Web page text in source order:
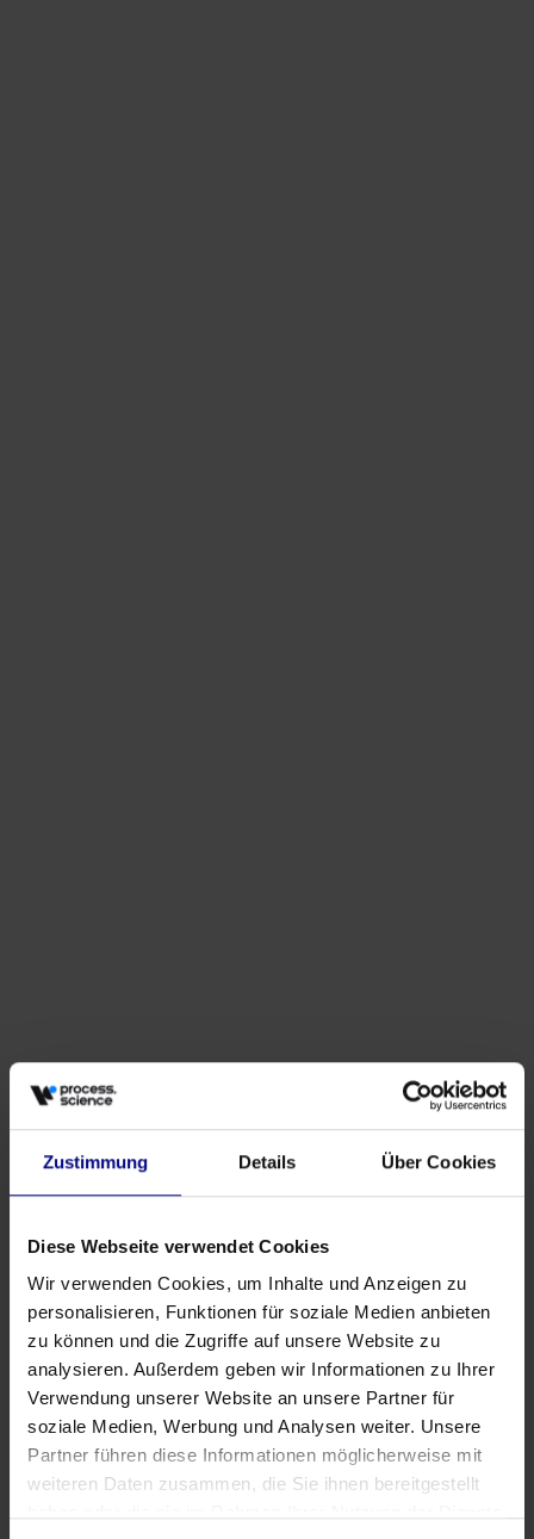
Zustimmung Details Über Cookies
Diese Webseite verwendet Cookies
Wir verwenden Cookies, um Inhalte und Anzeigen zu
personalisieren, Funktionen für soziale Medien anbieten
zu können und die Zugriffe auf unsere Website zu
analysieren. Außerdem geben wir Informationen zu Ihrer
Verwendung unserer Website an unsere Partner für
soziale Medien, Werbung und Analysen weiter. Unsere
Partner führen diese Informationen möglicherweise mit
weiteren Daten zusammen, die Sie ihnen bereitgestellt
Partner
Partnership strategica: Process.Science &